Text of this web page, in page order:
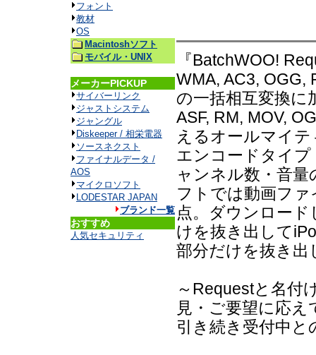
フォント
教材
OS
Macintoshソフト
モバイル・UNIX
メーカーPICKUP
サイバーリンク
ジャストシステム
ジャングル
Diskeeper / 相栄電器
ソースネクスト
ファイナルデータ /
AOS
マイクロソフト
LODESTAR JAPAN
ブランド一覧
おすすめ
人気セキュリティ
『BatchWOO!
WMA, AC3,
の一括相互変換に
ASF, RM, MOV,
えるオールマイ
エンコードタイ
ャンネル数・音
フトでは動画フ
点。ダウンロー
けを抜き出して
部分だけを抜き出
～Requestと名付
見・ご要望に応
引き続き受付中と